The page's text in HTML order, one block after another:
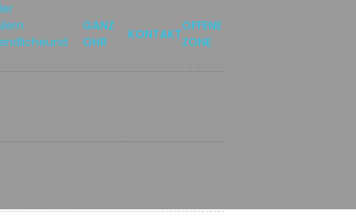
GANZ
OHR
KONTAKT
OFFENE
ZONE